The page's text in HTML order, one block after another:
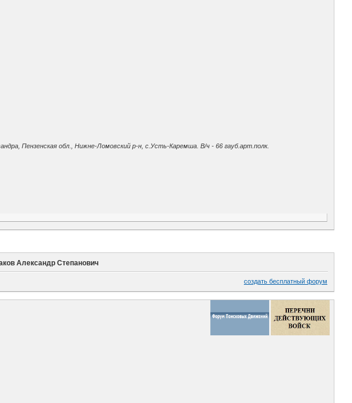
Пензенская обл., Нижне-Ломовский р-н, с.Усть-Каремша. В/ч - 66 гауб.арт.полк.
Александр Степанович
создать бесплатный форум